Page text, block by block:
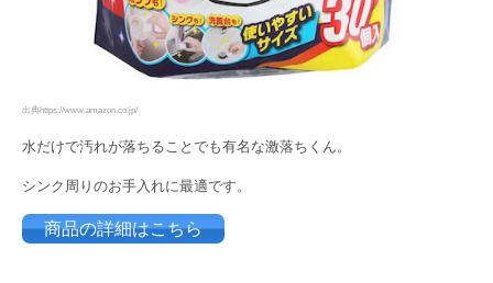
出典https://www.amazon.co.jp/
水だけで汚れが落ちることでも有名な激落ちくん。
シンク周りのお手入れに最適です。
商品の詳細はこちら